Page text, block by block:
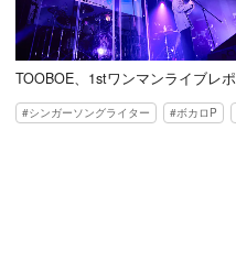
TOOBOE、1stワンマンライブレポ
シンガーソングライター ボカロP